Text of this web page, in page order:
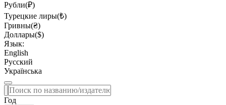
Рубли(₽)
Турецкие лиры(₺)
Гривны(₴)
Доллары($)
Язык:
English
Русский
Українська
Год